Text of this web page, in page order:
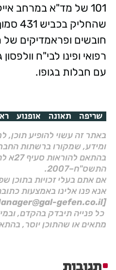
101 של מד"א במרחב
חובשים ופראמדיקים של
עם חבלות בגופו.
שריפה תאונה אופנוע
באתר זה עשוי להופיע תוכן,
ומידע, שמקורו ברשתות
בהתאם
התשס"ח–2007.
אם אתם בעלי זכויות בתוכן
אנא פנו אלינו באמצעות
[Manager@gal-gefen.co.il]
כל פנייה תיבדק בהקדם,
מתאים או שהתוכן יוסר,